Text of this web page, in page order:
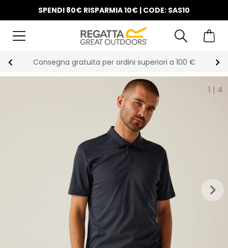
SPENDI 80€ RISPARMIA 10€ | CODE: SAS10
Consegna gratuita per ordini superiori a 100 €
1 | 4
keyboard_arrow_right